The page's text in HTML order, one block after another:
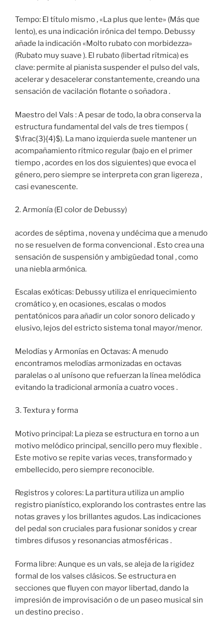
Tempo: El título mismo , «La plus que lente» (Más que
lento), es una indicación irónica del tempo. Debussy
añade la indicación «Molto rubato con morbidezza»
(Rubato muy suave ). El rubato (libertad rítmica) es
clave: permite al pianista suspender el pulso del vals,
acelerar y desacelerar constantemente, creando una
sensación de vacilación flotante o soñadora .
Maestro del Vals : A pesar de todo, la obra conserva la
estructura fundamental del vals de tres tiempos (
$\frac{3}{4}$). La mano izquierda suele mantener un
acompañamiento rítmico regular (bajo en el primer
tiempo , acordes en los dos siguientes) que evoca el
género, pero siempre se interpreta con gran ligereza ,
casi evanescente.
2. Armonía (El color de Debussy)
acordes de séptima , novena y undécima que a menudo
no se resuelven de forma convencional . Esto crea una
sensación de suspensión y ambigüedad tonal , como
una niebla armónica.
Escalas exóticas: Debussy utiliza el enriquecimiento
cromático y, en ocasiones, escalas o modos
pentatónicos para añadir un color sonoro delicado y
elusivo, lejos del estricto sistema tonal mayor/menor.
Melodías y Armonías en Octavas: A menudo
encontramos melodías armonizadas en octavas
paralelas o al unísono que refuerzan la línea melódica
evitando la tradicional armonía a cuatro voces .
3. Textura y forma
Motivo principal: La pieza se estructura en torno a un
motivo melódico principal, sencillo pero muy flexible .
Este motivo se repite varias veces, transformado y
embellecido, pero siempre reconocible.
Registros y colores: La partitura utiliza un amplio
registro pianístico, explorando los contrastes entre las
notas graves y los brillantes agudos. Las indicaciones
del pedal son cruciales para fusionar sonidos y crear
timbres difusos y resonancias atmosféricas .
Forma libre: Aunque es un vals, se aleja de la rigidez
formal de los valses clásicos. Se estructura en
secciones que fluyen con mayor libertad, dando la
impresión de improvisación o de un paseo musical sin
un destino preciso .